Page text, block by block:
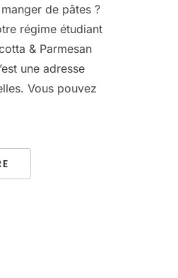
de pâtes ?
régime étudiant
& Parmesan
une adresse
Vous pouvez